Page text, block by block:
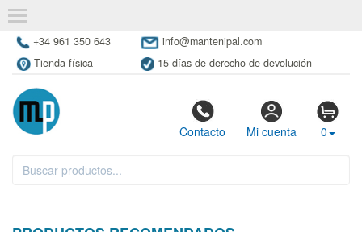
+34 961 350 643
info@mantenipal.com
Tienda física
15 días de derecho de devolución
Contacto Mi cuenta 0